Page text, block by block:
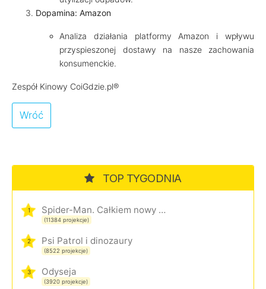
Dopamina: Amazon
Analiza działania platformy Amazon i wpływu
przyspieszonej dostawy na nasze zachowania
konsumenckie.
Zespół Kinowy CoiGdzie.pl®
Wróć
TOP TYGODNIA
1 Spider-Man. Całkiem nowy dzień
(11384 projekcje)
2 Psi Patrol i dinozaury
(8522 projekcje)
3 Odyseja
(3920 projekcje)